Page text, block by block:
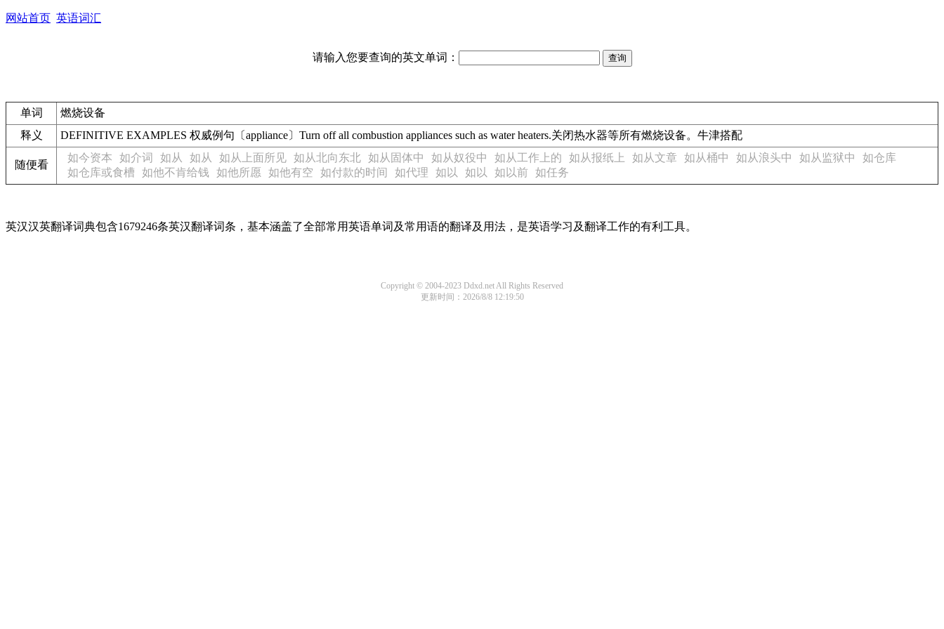
网站首页 英语词汇
请输入您要查询的英文单词：
单词
燃烧设备
释义
DEFINITIVE EXAMPLES 权威例句〔appliance〕Turn off all combustion appliances such as water heaters.关闭热水器等所有燃烧设备。牛津搭配
随便看
如今资本 如介词 如从 如从 如从上面所见 如从北向东北 如从固体中 如从奴役中 如从工作上的 如从报纸上 如从文章 如从桶中 如从浪头中 如从监狱中
如仓库
如仓库或食槽
如他不肯给钱 如他所愿 如他有空 如付款的时间 如代理 如以 如以 如以前 如任务
英汉汉英翻译词典包含1679246条英汉翻译词条，基本涵盖了全部常用英语单词及常用语的翻译及用法，是英语学习及翻译工作的有利工具。
Copyright © 2004-2023 Ddxd.net All Rights Reserved
更新时间：2026/8/8 12:19:50